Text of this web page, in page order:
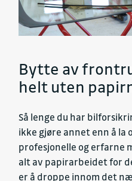
Bytte av
helt uten
Så lenge du har
ikke gjøre annet enn å la
profesjonelle og erfarne
alt av papirarbeidet for
er å droppe innom det